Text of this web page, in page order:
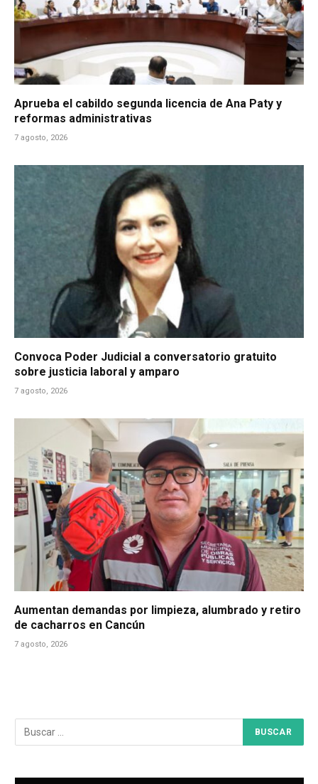
Aprueba el cabildo segunda licencia de Ana Paty y
reformas administrativas
7 agosto, 2026
Convoca Poder Judicial a conversatorio gratuito
sobre justicia laboral y amparo
7 agosto, 2026
Aumentan demandas por limpieza, alumbrado y retiro
de cacharros en Cancún
7 agosto, 2026